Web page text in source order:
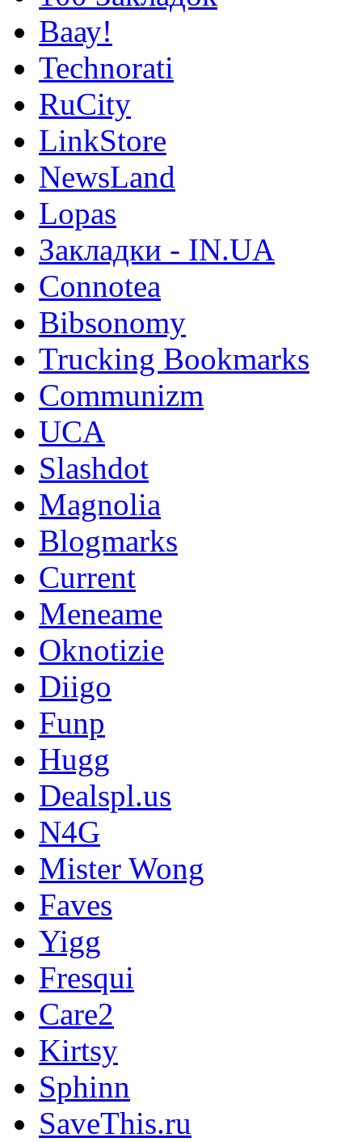
Ваау!
Technorati
RuCity
LinkStore
NewsLand
Lopas
Закладки - IN.UA
Connotea
Bibsonomy
Trucking Bookmarks
Communizm
UCA
Slashdot
Magnolia
Blogmarks
Current
Meneame
Oknotizie
Diigo
Funp
Hugg
Dealspl.us
N4G
Mister Wong
Faves
Yigg
Fresqui
Care2
Kirtsy
Sphinn
SaveThis.ru